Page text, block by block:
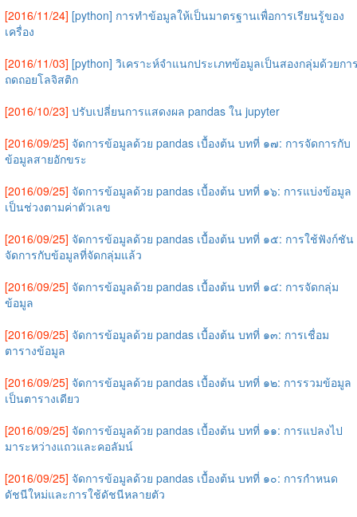
[2016/11/24] [python] การทำข้อมูลให้เป็นมาตรฐานเพื่อการเรียนรู้ของ
เครื่อง
[2016/11/03] [python] วิเคราะห์จำแนกประเภทข้อมูลเป็นสองกลุ่มด้วยกา
ถดถอยโลจิสติก
[2016/10/23] ปรับเปลี่ยนการแสดงผล pandas ใน jupyter
[2016/09/25] จัดการข้อมูลด้วย pandas เบื้องต้น บทที่ ๑๗: การจัดการกับ
ข้อมูลสายอักขระ
[2016/09/25] จัดการข้อมูลด้วย pandas เบื้องต้น บทที่ ๑๖: การแบ่งข้อมูล
เป็นช่วงตามค่าตัวเลข
[2016/09/25] จัดการข้อมูลด้วย pandas เบื้องต้น บทที่ ๑๕: การใช้ฟังก์ชัน
จัดการกับข้อมูลที่จัดกลุ่มแล้ว
[2016/09/25] จัดการข้อมูลด้วย pandas เบื้องต้น บทที่ ๑๔: การจัดกลุ่ม
ข้อมูล
[2016/09/25] จัดการข้อมูลด้วย pandas เบื้องต้น บทที่ ๑๓: การเชื่อม
ตารางข้อมูล
[2016/09/25] จัดการข้อมูลด้วย pandas เบื้องต้น บทที่ ๑๒: การรวมข้อมูล
เป็นตารางเดียว
[2016/09/25] จัดการข้อมูลด้วย pandas เบื้องต้น บทที่ ๑๑: การแปลงไป
มาระหว่างแถวและคอลัมน์
[2016/09/25] จัดการข้อมูลด้วย pandas เบื้องต้น บทที่ ๑๐: การกำหนด
ดัชนีใหม่และการใช้ดัชนีหลายตัว